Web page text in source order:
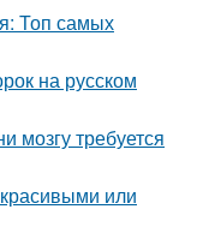
Топ самых
на русском
мозгу требуется
или